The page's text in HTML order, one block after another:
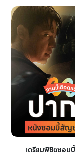
เตรียมพิชิตซอม